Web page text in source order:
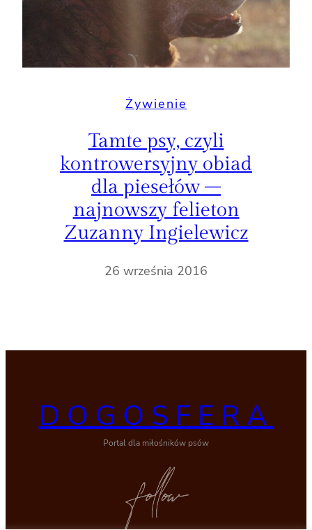
Żywienie
Tamte psy, czyli
kontrowersyjny obiad
dla piesełów –
najnowszy felieton
Zuzanny Ingielewicz
26 września 2016
DOGOSFERA
Portal dla miłośników psów